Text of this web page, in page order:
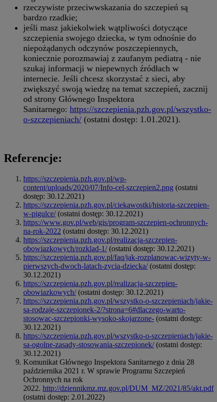
rzeczywiste przeciwwskazania do szczepień są
bardzo rzadkie;
jeśli masz jakiekolwiek wątpliwości dotyczące
szczepienia swojego dziecka, w tym odnośnie do
niepożądanych odczynów poszczepiennych,
koniecznie porozmawiaj z zaufanym pediatrą - nie
szukaj informacji w niepewnych źródłach w
internecie. Jeśli chcesz skorzystać z sieci, aby
zwiększyć swoją wiedzę na temat szczepień, zacznij
od strony Głównego Inspektora
Sanitarnego: https://szczepienia.pzh.gov.pl/wszystko-
o-szczepieniach/ (ostatni dostęp: 1.01.2021).
Referencje:
https://szczepienia.pzh.gov.pl/wp-
content/uploads/2020/07/Info-cel-szczepien2.png (ostatni
dostęp: 30.12.2021)
https://szczepienia.pzh.gov.pl/ciekawostki/historia-szczepien-
w-pigulce/(ostatni dostęp: 30.12.2021)
https://www.gov.pl/web/gis/program-szczepien-ochronnych-
na-rok-2022 (ostatni dostęp: 30.12.2021)
https://szczepienia.pzh.gov.pl/realizacja-szczepien-
obowiazkowych/rozklad-1/(ostatni dostęp: 30.12.2021)
https://szczepienia.pzh.gov.pl/faq/jak-rozplanowac-wizyty-w-
pierwszych-dwoch-latach-zycia-dziecka/(ostatni dostęp:
30.12.2021)
https://szczepienia.pzh.gov.pl/realizacja-szczepien-
obowiazkowych/(ostatni dostęp: 30.12.2021)
https://szczepienia.pzh.gov.pl/wszystko-o-szczepieniach/jakie-
sa-rodzaje-szczepionek-2/?strona=6#dlaczego-warto-
stosowac-szczepionki-wysoko-skojarzone- (ostatni dostęp:
30.12.2021)
https://szczepienia.pzh.gov.pl/wszystko-o-szczepieniach/jakie-
sa-ogolne-zasady-stosowania-szczepionek/(ostatni dostęp:
30.12.2021)
Komunikat Głównego Inspektora Sanitarnego z dnia 28
października 2021 r. W sprawie Programu Szczepień
Ochronnych na rok
2022. http://dziennikmz.mz.gov.pl/DUM_MZ/2021/85/akt.pdf
(ostatni dostęp: 2.01.2022)